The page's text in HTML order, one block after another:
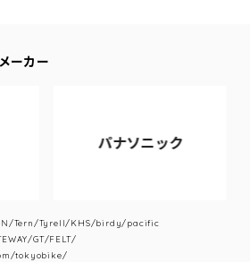
ーカー
パナソニック
Tern/Tyrell/KHS/birdy/pacific
GT/FELT/
tokyobike/